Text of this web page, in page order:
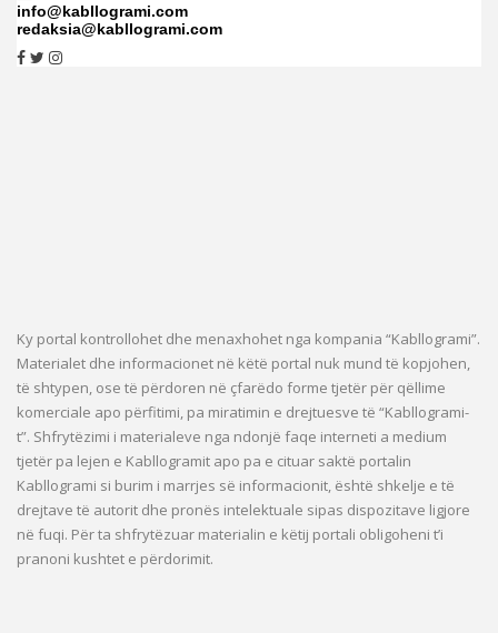
info@kabllogrami.com
redaksia@kabllogrami.com
Ky portal kontrollohet dhe menaxhohet nga kompania “Kabllogrami”.
Materialet dhe informacionet në këtë portal nuk mund të kopjohen,
të shtypen, ose të përdoren në çfarëdo forme tjetër për qëllime
komerciale apo përfitimi, pa miratimin e drejtuesve të “Kabllogrami-
t”. Shfrytëzimi i materialeve nga ndonjë faqe interneti a medium
tjetër pa lejen e Kabllogramit apo pa e cituar saktë portalin
Kabllogrami si burim i marrjes së informacionit, është shkelje e të
drejtave të autorit dhe pronës intelektuale sipas dispozitave ligjore
në fuqi. Për ta shfrytëzuar materialin e këtij portali obligoheni t’i
pranoni kushtet e përdorimit.